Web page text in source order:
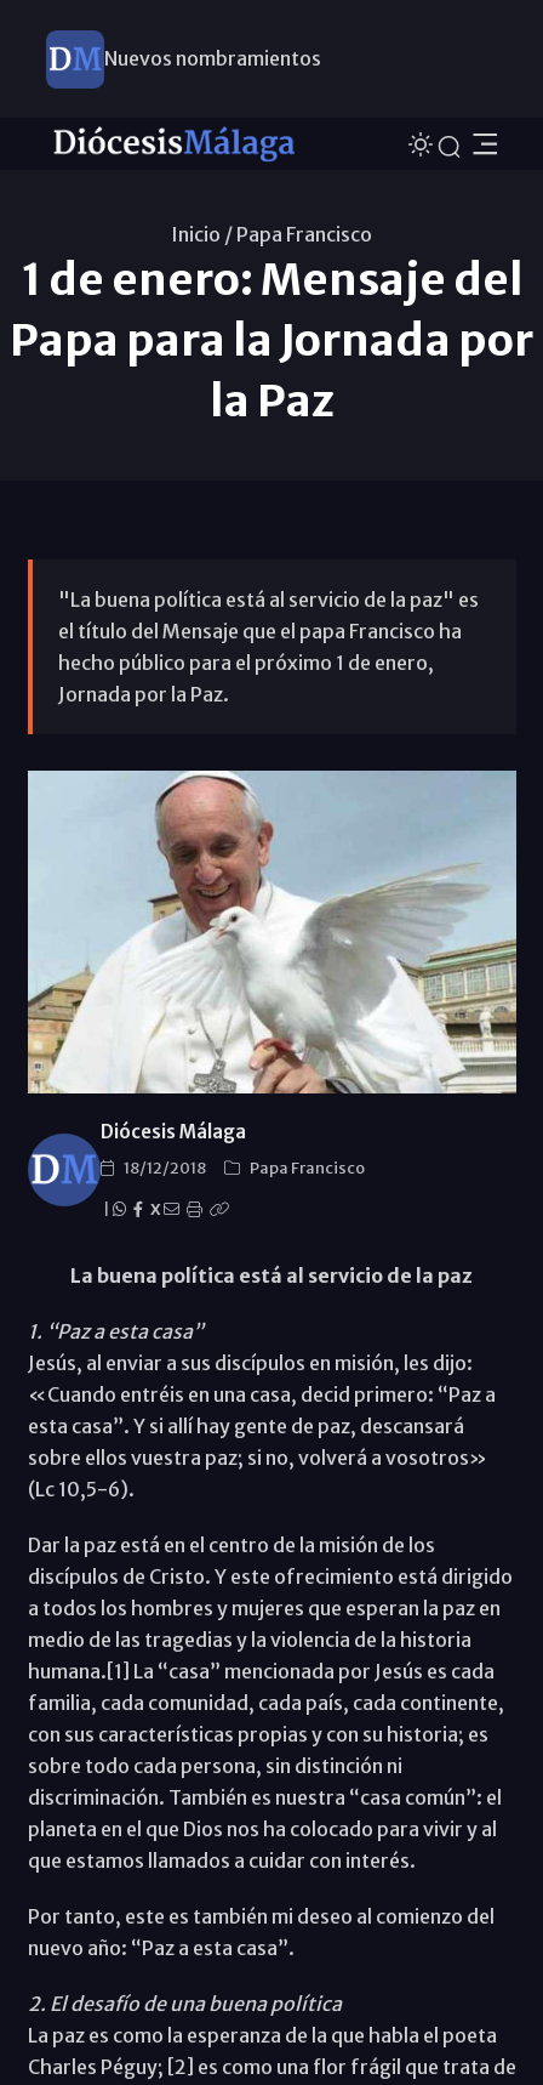
Nuevos nombramientos
Inicio / Papa Francisco
1 de enero: Mensaje del
Papa para la Jornada por
la Paz
"La buena política está al servicio de la paz" es
el título del Mensaje que el papa Francisco ha
hecho público para el próximo 1 de enero,
Jornada por la Paz.
Diócesis Málaga
18/12/2018
Papa Francisco
X
La buena política está al servicio de la paz
1. “Paz a esta casa”
Jesús, al enviar a sus discípulos en misión, les dijo:
«Cuando entréis en una casa, decid primero: “Paz a
esta casa”. Y si allí hay gente de paz, descansará
sobre ellos vuestra paz; si no, volverá a vosotros»
(Lc 10,5-6).
Dar la paz está en el centro de la misión de los
discípulos de Cristo. Y este ofrecimiento está dirigido
a todos los hombres y mujeres que esperan la paz en
medio de las tragedias y la violencia de la historia
humana.[1] La “casa” mencionada por Jesús es cada
familia, cada comunidad, cada país, cada continente,
con sus características propias y con su historia; es
sobre todo cada persona, sin distinción ni
discriminación. También es nuestra “casa común”: el
planeta en el que Dios nos ha colocado para vivir y al
que estamos llamados a cuidar con interés.
Por tanto, este es también mi deseo al comienzo del
nuevo año: “Paz a esta casa”.
2. El desafío de una buena política
La paz es como la esperanza de la que habla el poeta
Charles Péguy; [2] es como una flor frágil que trata de